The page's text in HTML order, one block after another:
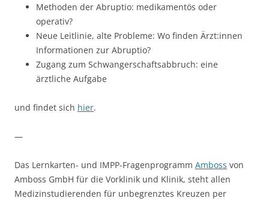
Methoden der Abruptio: medikamentös oder
operativ?
Neue Leitlinie, alte Probleme: Wo finden Ärzt:innen
Informationen zur Abruptio?
Zugang zum Schwangerschaftsabbruch: eine
ärztliche Aufgabe
und findet sich hier.
—
Das Lernkarten- und IMPP-Fragenprogramm Amboss von
Amboss GmbH für die Vorklinik und Klinik, steht allen
Medizinstudierenden für unbegrenztes Kreuzen per